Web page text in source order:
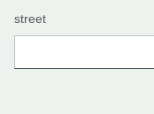
street